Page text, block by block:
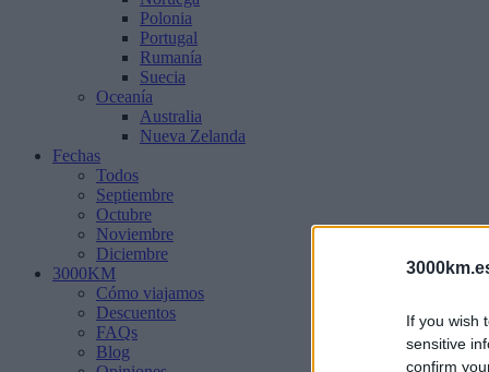
If you wish
sensitive
confirm
Polonia
Portugal
Rumanía
Suecia
Oceanía
Australia
Nueva Zelanda
Fechas
Todos
Septiembre
Octubre
Noviembre
Diciembre
3000KM
Cómo viajamos
Descuentos
FAQs
Blog